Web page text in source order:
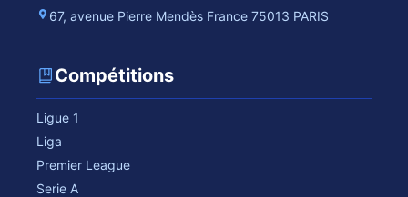
67, avenue Pierre Mendès France 75013 PARIS
Compétitions
Ligue 1
Liga
Premier League
Serie A